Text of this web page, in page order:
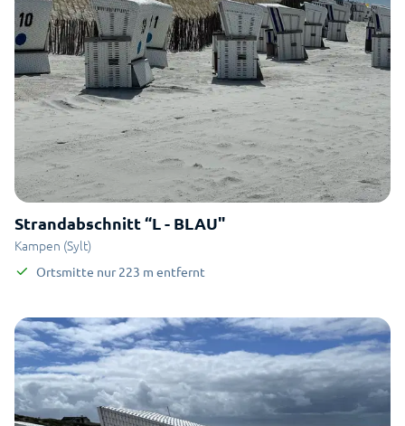
Strandabschnitt “L - BLAU"
Kampen (Sylt)
Ortsmitte nur 223 m entfernt